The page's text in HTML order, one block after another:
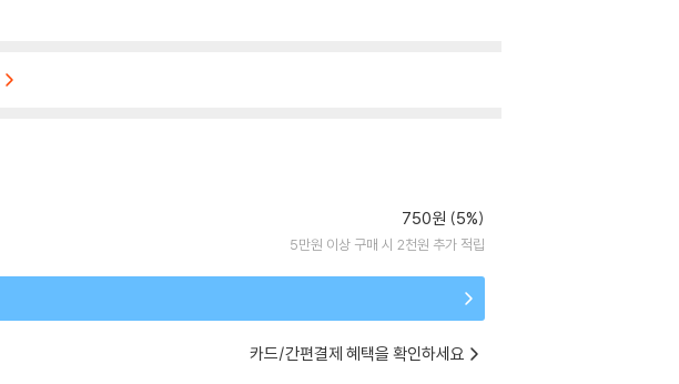
750원 (5%)
5만원 이상 구매 시 2천원 추가 적립
카드/간편결제 혜택을 확인하세요